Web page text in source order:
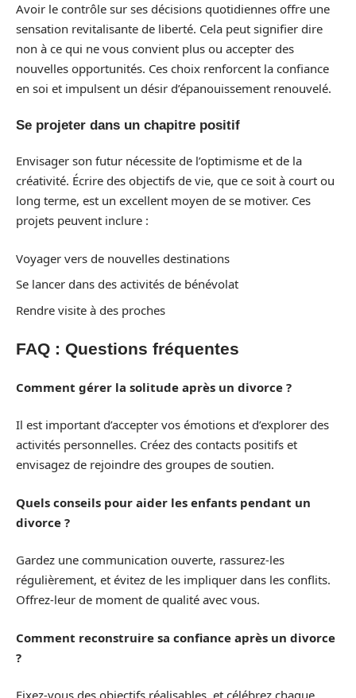
Avoir le contrôle sur ses décisions quotidiennes offre une
sensation revitalisante de liberté. Cela peut signifier dire
non à ce qui ne vous convient plus ou accepter des
nouvelles opportunités. Ces choix renforcent la confiance
en soi et impulsent un désir d’épanouissement renouvelé.
Se projeter dans un chapitre positif
Envisager son futur nécessite de l’optimisme et de la
créativité. Écrire des objectifs de vie, que ce soit à court ou
long terme, est un excellent moyen de se motiver. Ces
projets peuvent inclure :
Voyager vers de nouvelles destinations
Se lancer dans des activités de bénévolat
Rendre visite à des proches
FAQ : Questions fréquentes
Comment gérer la solitude après un divorce ?
Il est important d’accepter vos émotions et d’explorer des
activités personnelles. Créez des contacts positifs et
envisagez de rejoindre des groupes de soutien.
Quels conseils pour aider les enfants pendant un
divorce ?
Gardez une communication ouverte, rassurez-les
régulièrement, et évitez de les impliquer dans les conflits.
Offrez-leur de moment de qualité avec vous.
Comment reconstruire sa confiance après un divorce
?